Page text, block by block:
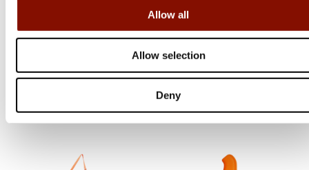
Allow all
Allow selection
Deny
Risberg | Black Skies
Online: I lager
Morakniv
Mora 2000 Grön
339 kr
Online: I lager